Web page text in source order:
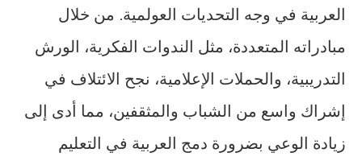
العربية في وجه التحديات العولمية. من خلال
مبادراته المتعددة، مثل الندوات الفكرية، الورش
التدريبية، والحملات الإعلامية، نجح الائتلاف في
إشراك واسع من الشباب والمثقفين، مما أدى إلى
زيادة الوعي بضرورة دمج العربية في التعليم